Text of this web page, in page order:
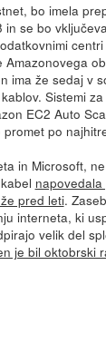
bo imela
se bo
ima že sedaj v
Sistemi
EC2 Auto
po
in Microsoft,
pred leti.
interneta, ki
velik del
je bil oktobrski